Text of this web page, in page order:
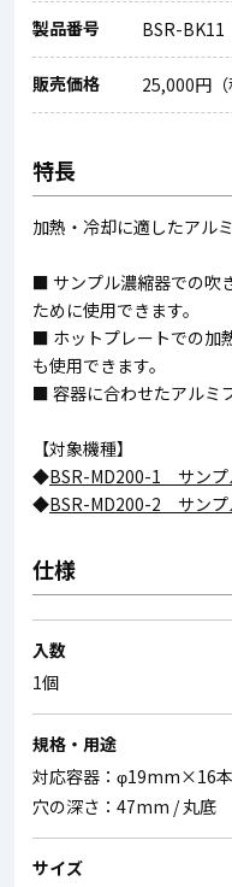
製品番号 BSR-BK11
販売価格 25,000円（
特長
加熱・冷却に適したアル
■ サンプル濃縮器での吹
ために使用できます。
■ ホットプレートでの加
も使用できます。
■ 容器に合わせたアルミ
【対象機種】
◆BSR-MD200-1 サンプ
◆BSR-MD200-2 サンプ
仕様
入数
1個
規格・用途
対応容器：φ19mm×16本
穴の深さ：47mm / 丸底
サイズ